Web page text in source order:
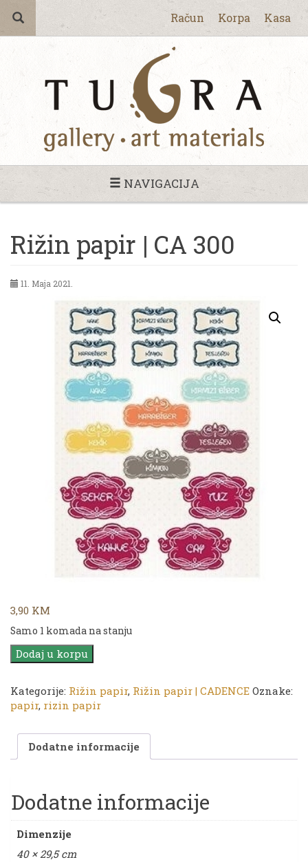
Račun Korpa Kasa
NAVIGACIJA
Rižin papir | CA 300
11. Maja 2021.
3,90 KM
Samo 1 komada na stanju
Rižin
papir
CA
300
Dodaj u korpu
Kategorije: Rižin papir, Rižin papir | CADENCE Oznake:
papir, rizin papir
Dodatne informacije
Dodatne informacije
Dimenzije
40 × 29,5 cm